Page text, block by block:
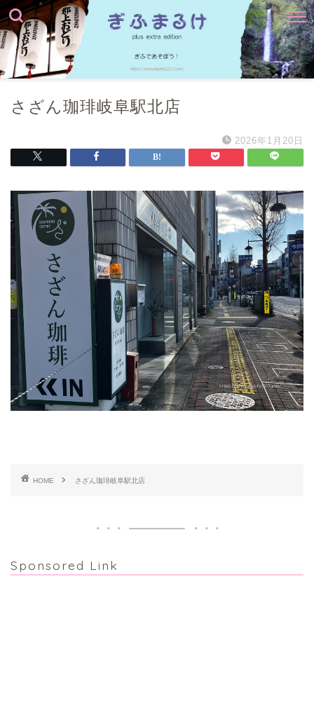
さざん珈琲岐阜駅北店
2026年1月20日
HOME さざん珈琲岐阜駅北店
Sponsored Link